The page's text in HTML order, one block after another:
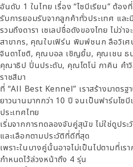
อันดับ 1 ในไทย เรื่อง “ไซบีเรียน” ต้อ
รับการยอมรับจากลูกค้าทั่วประเทศ และ
รวมถึงดารา เซเลปชื่อดังของไทย ไม่ว่
สาขากร, คุณใบเฟิร์น พิมพ์ชนก ลือวิ
จินดาโชติ, คุณบอล เชิญยิ้ม, คุณเชน
คุณาธิป ปิ่นประดับ, คุณโตโน่ ภาคิน คำ
ราชสีมา
ที่ “All Best Kennel” เราสร้างมาตรฐา
ยาวนานมากกว่า 10 ปี จนเป็นฟาร์มไซ
ประเทศไทย
เริ่มจากการทดลองจับคู่สุนัข ไม่ใช่ดูปร
และเลือกตามประวัติที่ดีที่สุด
เพราะในบางคู่นั้นอาจไม่เป็นไปตามที่เร
กำหนดไว้ล่วงหน้าถึง 4 รุ่น